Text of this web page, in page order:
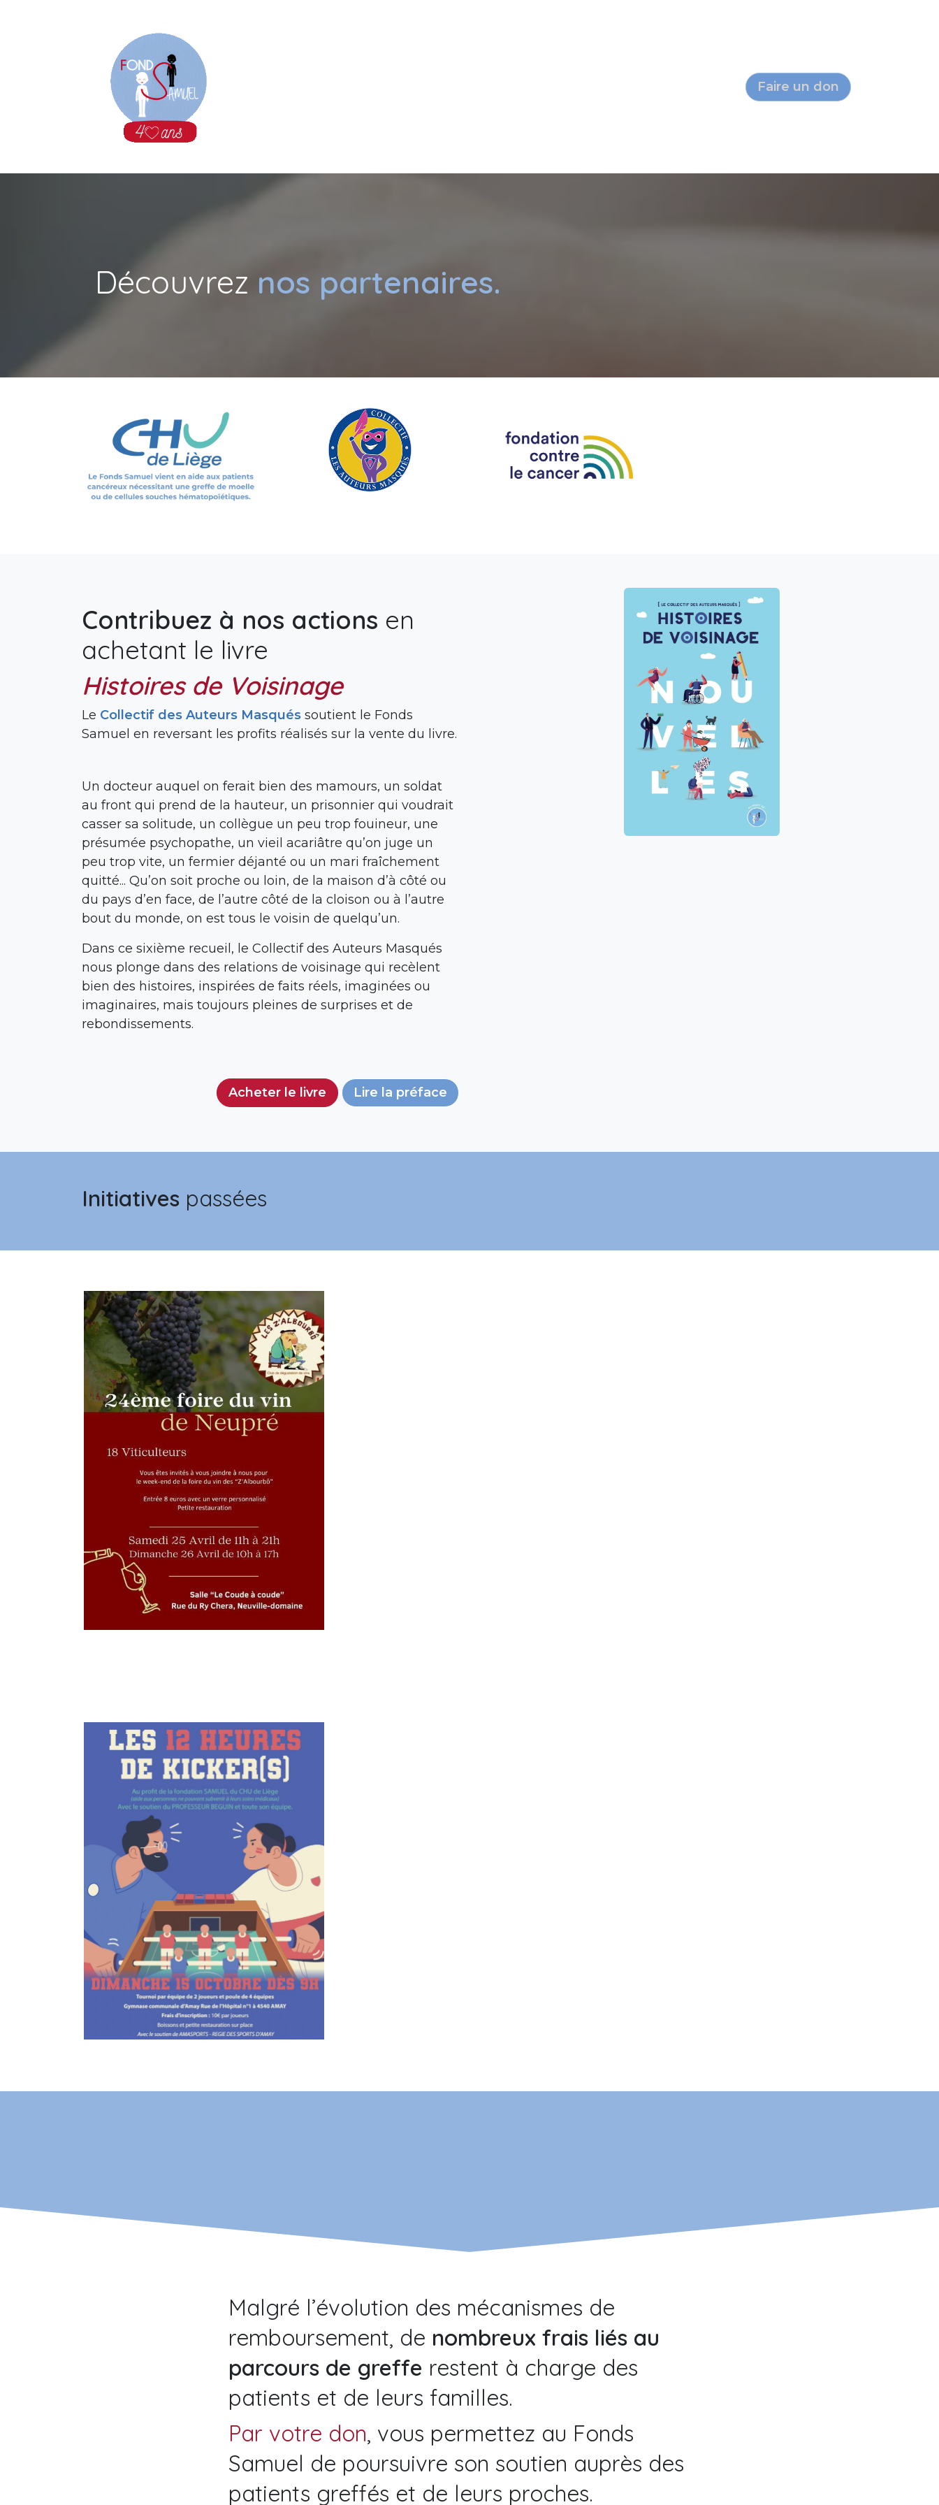
Faire un don
Découvrez nos partenaires.
Contribuez à nos actions en
achetant le livre
Histoires de Voisinage
Le Collectif des Auteurs Masqués soutient le Fonds
Samuel en reversant les profits réalisés sur la vente du livre.
Un docteur auquel on ferait bien des mamours, un soldat
au front qui prend de la hauteur, un prisonnier qui voudrait
casser sa solitude, un collègue un peu trop fouineur, une
présumée psychopathe, un vieil acariâtre qu’on juge un
peu trop vite, un fermier déjanté ou un mari fraîchement
quitté... Qu’on soit proche ou loin, de la maison d’à côté ou
du pays d’en face, de l’autre côté de la cloison ou à l’autre
bout du monde, on est tous le voisin de quelqu’un.
Dans ce sixième recueil, le Collectif des Auteurs Masqués
nous plonge dans des relations de voisinage qui recèlent
bien des histoires, inspirées de faits réels, imaginées ou
imaginaires, mais toujours pleines de surprises et de
rebondissements.
Acheter le livre Lire la préface
Initiatives passées
Malgré l’évolution des mécanismes de
remboursement, de nombreux frais liés au
parcours de greffe restent à charge des
patients et de leurs familles.
Par votre don, vous permettez au Fonds
Samuel de poursuivre son soutien auprès des
patients greffés et de leurs proches.